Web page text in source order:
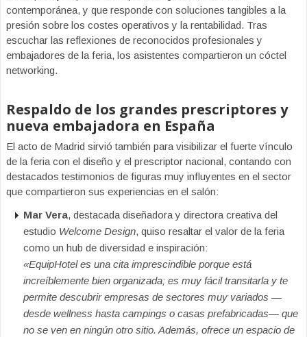
contemporánea, y que responde con soluciones tangibles a la
presión sobre los costes operativos y la rentabilidad. Tras
escuchar las reflexiones de reconocidos profesionales y
embajadores de la feria, los asistentes compartieron un cóctel
networking.
Respaldo de los grandes prescriptores y
nueva embajadora en España
El acto de Madrid sirvió también para visibilizar el fuerte vínculo
de la feria con el diseño y el prescriptor nacional, contando con
destacados testimonios de figuras muy influyentes en el sector
que compartieron sus experiencias en el salón:
Mar Vera, destacada diseñadora y directora creativa del
estudio Welcome Design, quiso resaltar el valor de la feria
como un hub de diversidad e inspiración:
«EquipHotel es una cita imprescindible porque está
increíblemente bien organizada; es muy fácil transitarla y te
permite descubrir empresas de sectores muy variados —
desde wellness hasta campings o casas prefabricadas— que
no se ven en ningún otro sitio. Además, ofrece un espacio de